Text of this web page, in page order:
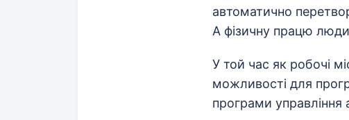
автоматично
А фізичну працю
У той час як робочі
можливості для
програми